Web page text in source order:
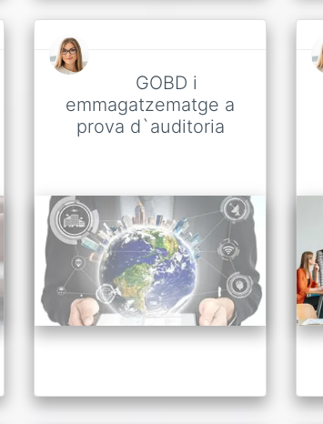
GOBD i
emmagatzematge a
prova d`auditoria